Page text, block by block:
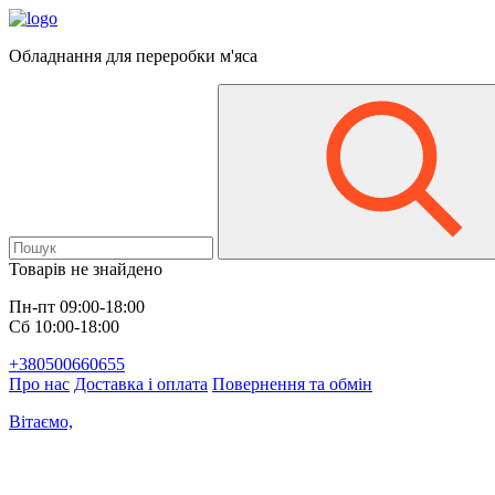
Обладнання для переробки м'яса
Товарів не знайдено
Пн-пт 09:00-18:00
Сб 10:00-18:00
+380500660655
Про нас Доставка і оплата Повернення та обмін
Вітаємо,